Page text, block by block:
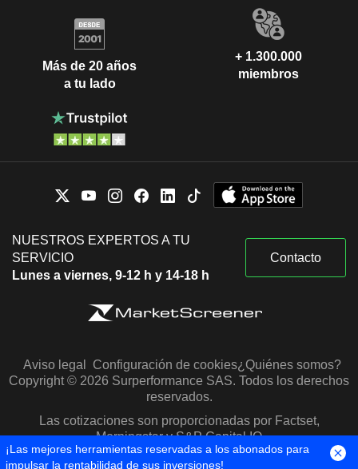
Más de 20 años
a tu lado
+ 1.300.000
miembros
NUESTROS EXPERTOS A TU
SERVICIO
Lunes a viernes, 9-12 h y 14-18 h
Contacto
Aviso legal Configuración de cookies¿Quiénes somos?
Copyright © 2026 Surperformance SAS. Todos los derechos
reservados.
Las cotizaciones son proporcionadas por Factset,
Morningstar y S&P Capital IQ
¡Las mejores herramientas reservadas a los abonados para
impulsar la rentabilidad de sus inversiones!